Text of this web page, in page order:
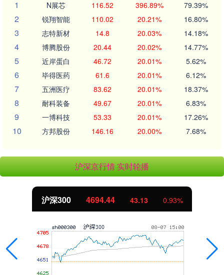
1
N展芯 116.52 396.89% 79.39%
2 锐翔智能 110.02 20.21% 16.80%
3 志特新材 14.8 20.03% 14.18%
4 博腾股份 20.44 20.02% 14.77%
5 近岸蛋白 46.72 20.01% 5.62%
6 毕得医药 61.6 20.01% 6.12%
7 五洲医疗 83.62 20.01% 18.37%
8 耐科装备 49.67 20.01% 6.83%
9 一博科技 53.33 20.01% 17.26%
10 方邦股份 146.16 20.00% 7.68%
沪深京行情 实时轮播
沪深300 4694.44 43.13 0.93%